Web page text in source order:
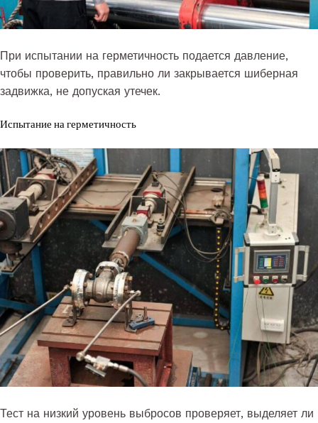
При испытании на герметичность подается давление,
чтобы проверить, правильно ли закрывается шиберная
задвижка, не допуская утечек.
Испытание на герметичность
Тест на низкий уровень выбросов проверяет, выделяет ли